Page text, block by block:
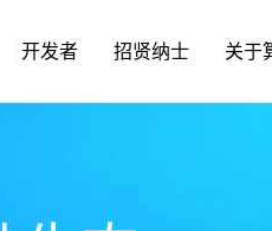
开发者 招贤纳士 关于